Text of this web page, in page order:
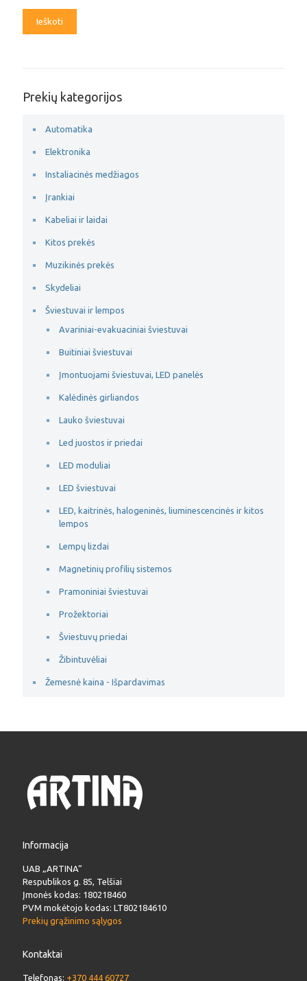
Ieškoti
Prekių kategorijos
Automatika
Elektronika
Instaliacinės medžiagos
Įrankiai
Kabeliai ir laidai
Kitos prekės
Muzikinės prekės
Skydeliai
Šviestuvai ir lempos
Avariniai-evakuaciniai šviestuvai
Buitiniai šviestuvai
Įmontuojami šviestuvai, LED panelės
Kalėdinės girliandos
Lauko šviestuvai
Led juostos ir priedai
LED moduliai
LED šviestuvai
LED, kaitrinės, halogeninės, liuminescencinės ir kitos
lempos
Lempų lizdai
Magnetinių profilių sistemos
Pramoniniai šviestuvai
Prožektoriai
Šviestuvų priedai
Žibintuvėliai
Žemesnė kaina - Išpardavimas
Informacija
UAB „ARTINA“
Respublikos g. 85, Telšiai
Įmonės kodas: 180218460
PVM mokėtojo kodas: LT802184610
Prekių grąžinimo sąlygos
Kontaktai
Telefonas: +370 444 60727